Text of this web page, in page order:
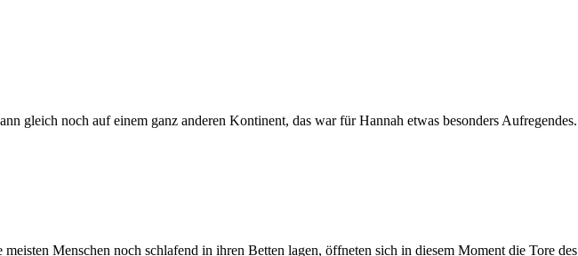
gleich noch auf einem ganz anderen Kontinent, das war für Hannah etwas besonders Aufregendes.
Menschen noch schlafend in ihren Betten lagen, öffneten sich in diesem Moment die Tore des